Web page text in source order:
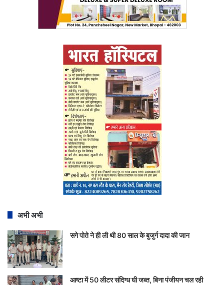
अभी अभी
सगे पोते ने ही ली थी 80 साल के बुजुर्ग दादा की जान
आष्टा में 50 लीटर संदिग्ध घी जब्त, बिना पंजीयन चल रही